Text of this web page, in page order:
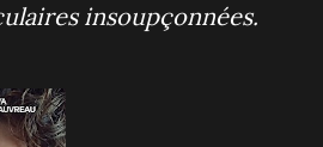
insoupçonnées.